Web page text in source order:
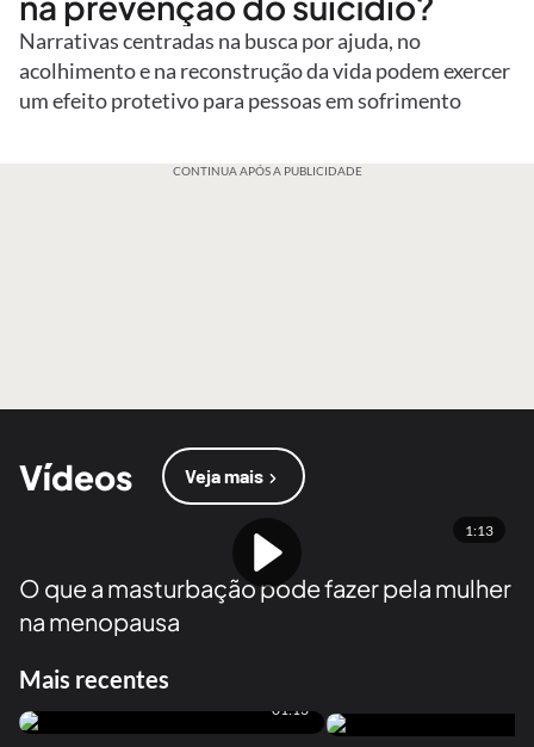
Narrativas centradas na busca por ajuda, no
acolhimento e na reconstrução da vida podem exercer
um efeito protetivo para pessoas em sofrimento
CONTINUA APÓS A PUBLICIDADE
Vídeos Veja mais
1:13
O que a masturbação pode fazer pela mulher
na menopausa
Mais recentes
01:13